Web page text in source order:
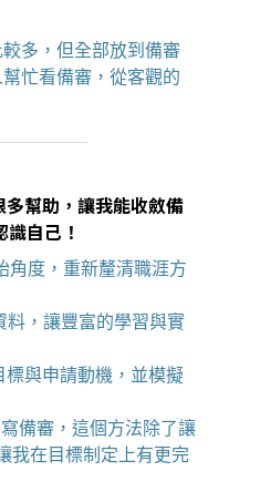
多，但全部放到備審
忙看備審，從客觀的
幫助，讓我能收斂備
自己！
角度，重新釐清職涯方
料，讓豐富的學習與實
標與申請動機，並模擬
備審，這個方法除了讓
我在目標制定上有更完